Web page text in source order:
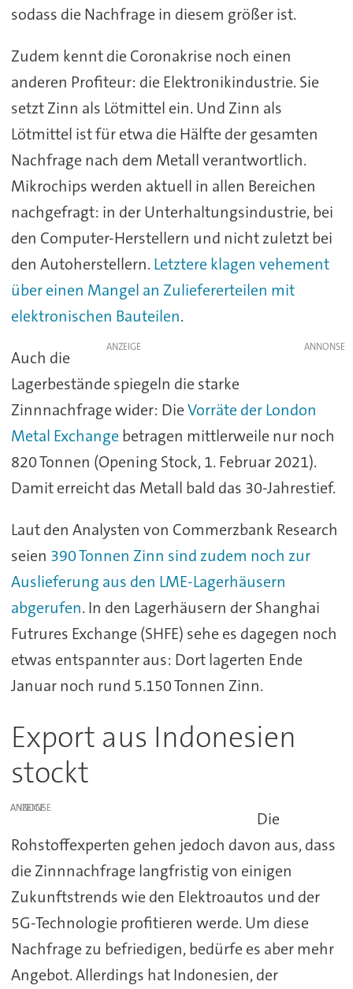
sodass die Nachfrage in diesem größer ist.
Zudem kennt die Coronakrise noch einen
anderen Profiteur: die Elektronikindustrie. Sie
setzt Zinn als Lötmittel ein. Und Zinn als
Lötmittel ist für etwa die Hälfte der gesamten
Nachfrage nach dem Metall verantwortlich.
Mikrochips werden aktuell in allen Bereichen
nachgefragt: in der Unterhaltungsindustrie, bei
den Computer-Herstellern und nicht zuletzt bei
den Autoherstellern. Letztere klagen vehement
über einen Mangel an Zuliefererteilen mit
elektronischen Bauteilen.
ANZEIGE
Auch die
Lagerbestände spiegeln die starke
Zinnnachfrage wider: DieVorräte der London
Metal Exchange betragen mittlerweile nur noch
820 Tonnen (Opening Stock, 1. Februar 2021).
Damit erreicht das Metall bald das 30-Jahrestief.
Laut den Analysten von Commerzbank Research
seien 390 Tonnen Zinn sind zudem noch zur
Auslieferung aus den LME-Lagerhäusern
abgerufen. In den Lagerhäusern der Shanghai
Futrures Exchange (SHFE) sehe es dagegen noch
etwas entspannter aus: Dort lagerten Ende
Januar noch rund 5.150 Tonnen Zinn.
Export aus Indonesien
stockt
ANZEIGE
Die
Rohstoffexperten gehen jedoch davon aus, dass
die Zinnnachfrage langfristig von einigen
Zukunftstrends wie den Elektroautos und der
5G-Technologie profitieren werde. Um diese
Nachfrage zu befriedigen, bedürfe es aber mehr
Angebot. Allerdings hat Indonesien, der